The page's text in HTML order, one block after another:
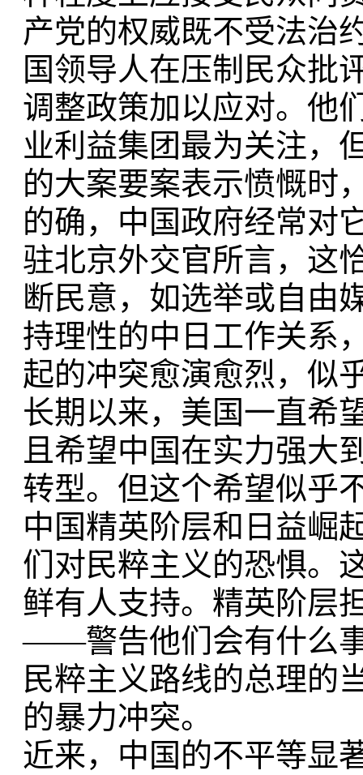
产党的权威既不受法治
国领导人在压制民众批
调整政策加以应对。他
业利益集团最为关注，
的大案要案表示愤慨时
的确，中国政府经常
驻北京外交官所言，这
断民意，如选举或自由
持理性的中日工作关系
起的冲突愈演愈烈，似
长期以来，美国一直希
且希望中国在实力强大
转型。但这个希望似乎
中国精英阶层和日益崛
们对民粹主义的恐惧。
鲜有人支持。精英阶层
——警告他们会有什么
民粹主义路线的总理的
的暴力冲突。
近来，中国的不平等显